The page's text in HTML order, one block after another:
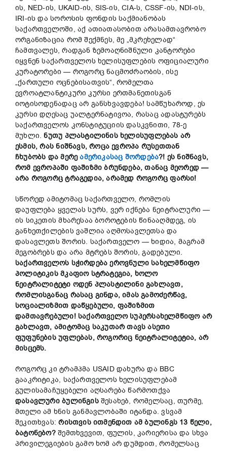
ის, NED-ის, UKAID-ის, SIS-ის, CIA-ს, CSSF-ის, NDI-ის,
IRI-ის და სოროსის ფონდის საქმიანობას
საქართველოში, აქ ათიათასობით არასამთავრობო
ორგანიზაცია რომ შექმნეს, მე „მკრეხელად“
ჩამთვალეს, რადგან ზემოაღნიშნული კანტორები
იყვნენ საქართველოს ხელისუფლების ოფიციალური
კურატორები — როგორც ნაცმოძრაობის, ისე
„ქართული ოცნებისათვის“, რომელთა
ევროატლანტიკური კურსი ერთმანეთისგან
იოტისოდენადაც არ განსხვავდება! სამწუხაროდ, ეს
კურსი დღესაც უალტერნატივოა, რასაც ადასტურებს
საქართველოს კონსტიტუციის დასკვნითი, 78-ე
მუხლი.ნუთუ პლასტილინის ხელისუფლებას არ
ესმის, რას ნიშნავს, როცა ევროპა რუსეთთან
ჩხუბობს და მერეამერიკასაც შორდება?! ეს ნიშნავს,
რომ ევროპაში ფაშიზმი ბრუნდება, თანაც მეორედ —
არა როგორც ტრაგედია, არამედ როგორც ფარსი!
სწორედ ამიტომაც საქართველო, რომლის
დაუფლება ყველას სურს, ვერ იქნება ნეიტრალური —
ის სიკეთის მხარესაა ბოროტების წინააღმდეგ, ის
განხეთქილების ვაშლია აღმოსავლეთსა და
დასავლეთს შორის. საქართველო — ხიდია, მაგრამ
მეგობრებს და არა მტრებს შორის, გადებული.
საქართველოს სჭირდება ეროვნული სახელმწიფო
პოლიტიკის მკაფიო სტრატეგია, ხოლო
ნეიტრალიტეტი ოდენ პლასტილინი გახლავთ,
რომლისგანაც რასაც გინდა, იმას გამოძერწავ,
სოციალიზმით დაწყებული, ფაშიზმით
დამთავრებული! საქართველო სუპერსახელმწიფო არ
გახლავთ, ამიტომაც საკუთარ თავს ასეთი
ფუფუნების უფლებას, როგორიც ნეიტრალიტეტია, არ
მისცემს.
როგორც კი ტრამპმა USAID დახურა და BBC
გააკრიტიკა, საქართველოს ხელისუფლებამ
გულისამაჩუყებელი აღსარება წარმოთქვა
დასავლური ბულინგისშესახებ, რომელსაც, თურმე,
მთელი ამ ხნის განმავლობაში იტანდა. ვსვამ
შეკითხვას:რისთვის ითმენდით ამ ბულინგს 13 წელი,
ბატონებო?შემთხვევით, ფულის, კარიერისა და სხვა
პრივილეგიების გამო ხომ არ დუმდით, რომელსაც